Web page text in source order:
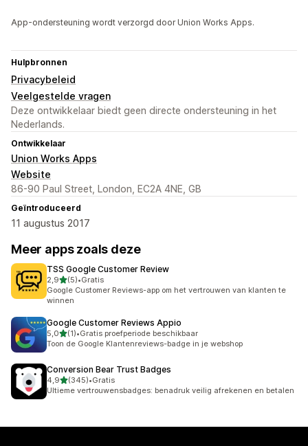
App-ondersteuning wordt verzorgd door Union Works Apps.
Hulpbronnen
Privacybeleid
Veelgestelde vragen
Deze ontwikkelaar biedt geen directe ondersteuning in het
Nederlands.
Ontwikkelaar
Union Works Apps
Website
86-90 Paul Street, London, EC2A 4NE, GB
Geïntroduceerd
11 augustus 2017
Meer apps zoals deze
TSS Google Customer Review
2,9van 5 sterren
(5)
5 recensies in totaal
•Gratis
Google Customer Reviews-app om het vertrouwen van klanten te
winnen
Google Customer Reviews Appio
5,0van 5 sterren
(1)
1 recensies in totaal
•Gratis proefperiode beschikbaar
Toon de Google Klantenreviews-badge in je webshop
Conversion Bear Trust Badges
4,9van 5 sterren
(345)
345 recensies in totaal
•Gratis
Ultieme vertrouwensbadges: benadruk veilig afrekenen en betalen